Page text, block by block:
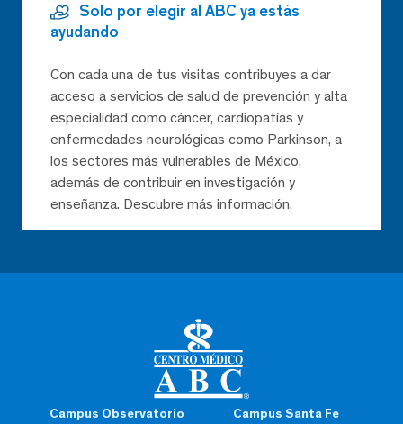
Campus Observatorio Campus Santa Fe
Solo por elegir al ABC ya estás
ayudando
Con cada una de tus visitas contribuyes a dar
acceso a servicios de salud de prevención y alta
especialidad como cáncer, cardiopatías y
enfermedades neurológicas como Parkinson, a
los sectores más vulnerables de México,
además de contribuir en investigación y
enseñanza. Descubre más información.